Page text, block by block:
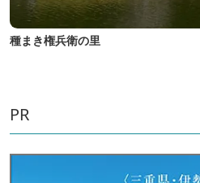
種まき権兵衛の里
PR